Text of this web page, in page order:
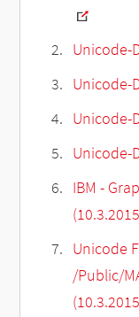
Unicode-
Unicode-
Unicode-
Unicode-
IBM -
Unicode
/Public/